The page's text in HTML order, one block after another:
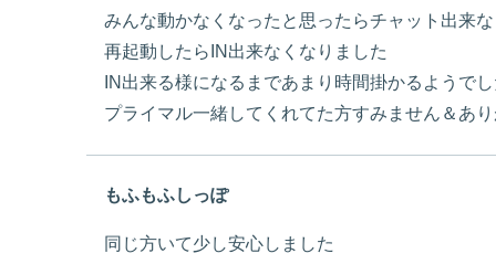
みんな動かなくなったと思ったらチャット出来
再起動したらIN出来なくなりました
IN出来る様になるまであまり時間掛かるようで
プライマル一緒してくれてた方すみません＆あ
もふもふしっぽ
同じ方いて少し安心しました